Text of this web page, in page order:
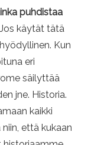
puhdistaa
käytät tätä
Kun
eri
säilyttää
jne. Historia.
kaikki
että kukaan